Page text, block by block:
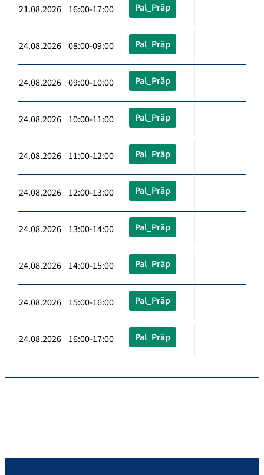
21.08.2026 16:00-17:00 Pal_Präp
24.08.2026 08:00-09:00 Pal_Präp
24.08.2026 09:00-10:00 Pal_Präp
24.08.2026 10:00-11:00 Pal_Präp
24.08.2026 11:00-12:00 Pal_Präp
24.08.2026 12:00-13:00 Pal_Präp
24.08.2026 13:00-14:00 Pal_Präp
24.08.2026 14:00-15:00 Pal_Präp
24.08.2026 15:00-16:00 Pal_Präp
24.08.2026 16:00-17:00 Pal_Präp